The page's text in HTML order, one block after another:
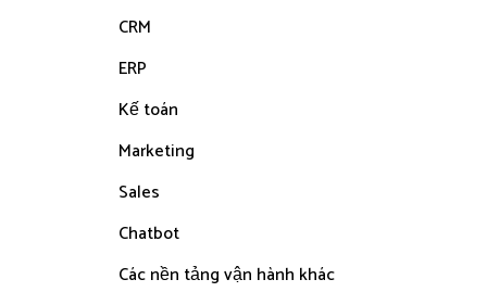
CRM
ERP
Kế toán
Marketing
Sales
Chatbot
Các nền tảng vận hành khác